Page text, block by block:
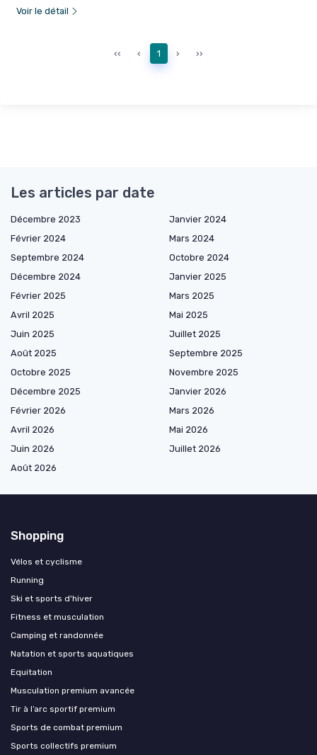
Voir le détail
‹‹ ‹ 1 › ››
Les articles par date
Décembre 2023
Janvier 2024
Février 2024
Mars 2024
Septembre 2024
Octobre 2024
Décembre 2024
Janvier 2025
Février 2025
Mars 2025
Avril 2025
Mai 2025
Juin 2025
Juillet 2025
Août 2025
Septembre 2025
Octobre 2025
Novembre 2025
Décembre 2025
Janvier 2026
Février 2026
Mars 2026
Avril 2026
Mai 2026
Juin 2026
Juillet 2026
Août 2026
Shopping
Vélos et cyclisme
Running
Ski et sports d'hiver
Fitness et musculation
Camping et randonnée
Natation et sports aquatiques
Equitation
Musculation premium avancée
Tir à l’arc sportif premium
Sports de combat premium
Sports collectifs premium